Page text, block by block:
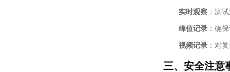
实时观察 ：测
峰值记录 ：确
视频记录 ：对
三、安全注意